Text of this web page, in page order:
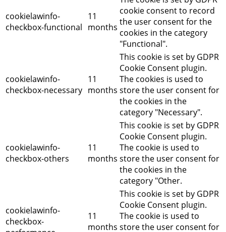
cookielawinfo-
checkbox-functional
11
months
cookie consent to record
the user consent for the
cookies in the category
"Functional".
cookielawinfo-
checkbox-necessary
11
months
This cookie is set by GDPR
Cookie Consent plugin.
The cookies is used to
store the user consent for
the cookies in the
category "Necessary".
cookielawinfo-
checkbox-others
11
months
This cookie is set by GDPR
Cookie Consent plugin.
The cookie is used to
store the user consent for
the cookies in the
category "Other.
cookielawinfo-
checkbox-
11
months
This cookie is set by GDPR
Cookie Consent plugin.
The cookie is used to
store the user consent for